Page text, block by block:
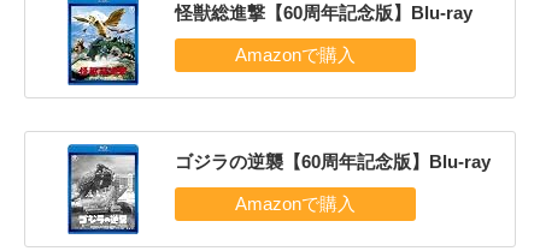
怪獣総進撃【60周年記念版】Blu-ray
ゴジラの逆襲【60周年記念版】Blu-ray